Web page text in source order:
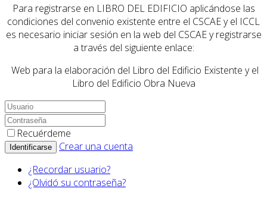
Para registrarse en LIBRO DEL EDIFICIO aplicándose las
condiciones del convenio existente entre el CSCAE y el ICCL
es necesario iniciar sesión en la web del CSCAE y registrarse
a través del siguiente enlace:
Web para la elaboración del Libro del Edificio Existente y el
Libro del Edificio Obra Nueva
Recuérdeme
Identificarse
Crear una cuenta
¿Recordar usuario?
¿Olvidó su contraseña?